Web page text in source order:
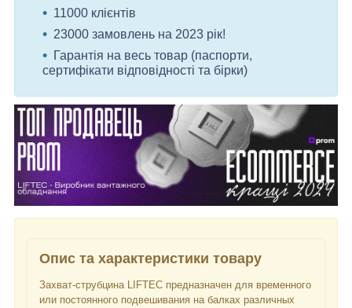
11000 клієнтів
23000 замовлень на 2023 рік!
Гарантія на весь товар (паспорти,
сертифікати відповідності та бірки)
Опис та характеристики товару
Захват-струбцина LIFTEC предназначен для временного
или постоянного подвешивания на балках различных